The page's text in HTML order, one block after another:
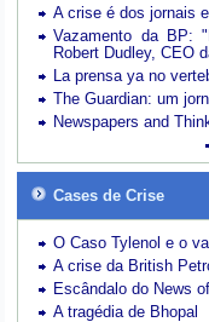
A crise é dos jornais
Vazamento da BP:
Robert Dudley, CEO
La prensa ya no
The Guardian: um
Newspapers and
Cases de Crise
O Caso Tylenol e o
A crise da British
Escândalo do News
A tragédia de Bhopal